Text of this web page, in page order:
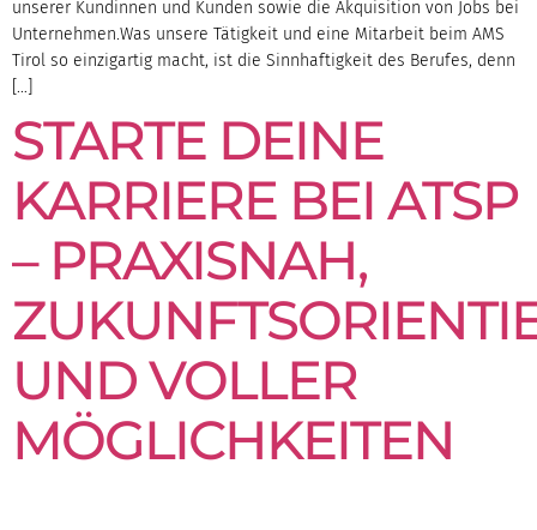
unserer Kundinnen und Kunden sowie die Akquisition von Jobs bei
Unternehmen.Was unsere Tätigkeit und eine Mitarbeit beim AMS
Tirol so einzigartig macht, ist die Sinnhaftigkeit des Berufes, denn
[…]
STARTE DEINE
KARRIERE BEI ATSP
– PRAXISNAH,
UND VOLLER
MÖGLICHKEITEN